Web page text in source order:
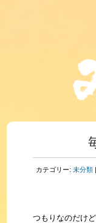
カテゴリー: 未分類|
つもりなのだけ